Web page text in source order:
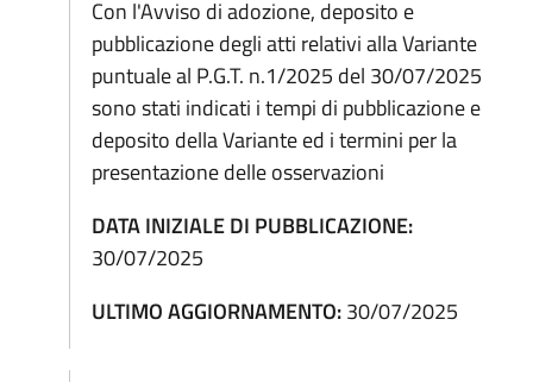
Con l'Avviso di adozione, deposito e
pubblicazione degli atti relativi alla Variante
puntuale al P.G.T. n.1/2025 del 30/07/2025
sono stati indicati i tempi di pubblicazione e
deposito della Variante ed i termini per la
presentazione delle osservazioni
DATA INIZIALE DI PUBBLICAZIONE:
30/07/2025
ULTIMO AGGIORNAMENTO:30/07/2025